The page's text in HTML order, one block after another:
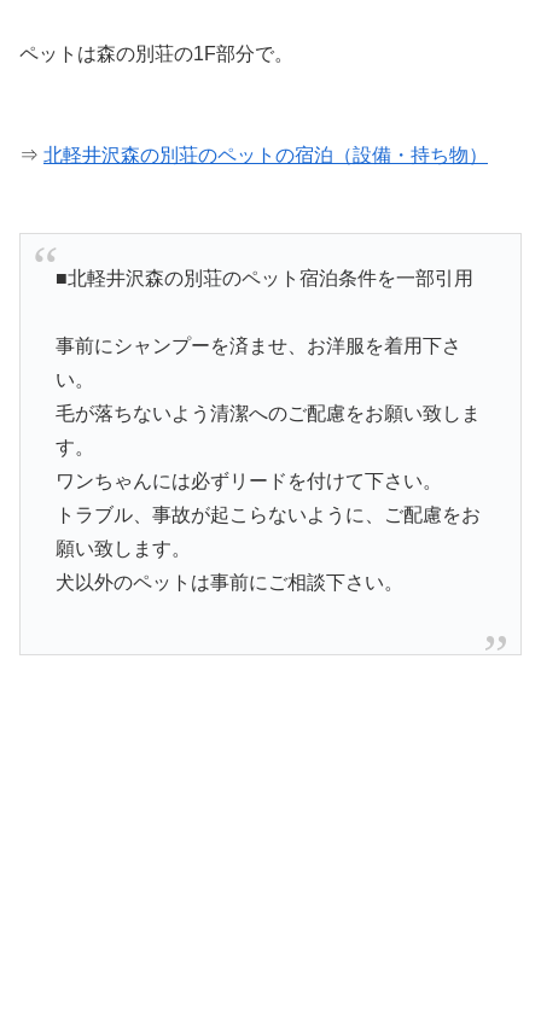
ペットは森の別荘の1F部分で。
⇒ 北軽井沢森の別荘のペットの宿泊（設備・持ち物）
■北軽井沢森の別荘のペット宿泊条件を一部引用
事前にシャンプーを済ませ、お洋服を着用下さ
い。
毛が落ちないよう清潔へのご配慮をお願い致しま
す。
ワンちゃんには必ずリードを付けて下さい。
トラブル、事故が起こらないように、ご配慮をお
願い致します。
犬以外のペットは事前にご相談下さい。